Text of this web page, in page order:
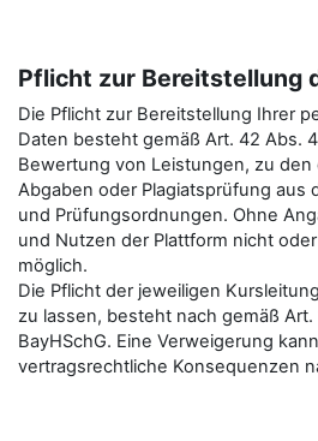
Pflicht zur Bereitstellung
Die Pflicht zur Bereitstellung Ihrer
Daten besteht gemäß Art. 42 Abs.
Bewertung von Leistungen, zu den
Abgaben oder Plagiatsprüfung aus
und Prüfungsordnungen. Ohne
und Nutzen der Plattform nicht
möglich.
Die Pflicht der jeweiligen
zu lassen, besteht nach gemäß Art.
BayHSchG. Eine Verweigerung
vertragsrechtliche Konsequenzen